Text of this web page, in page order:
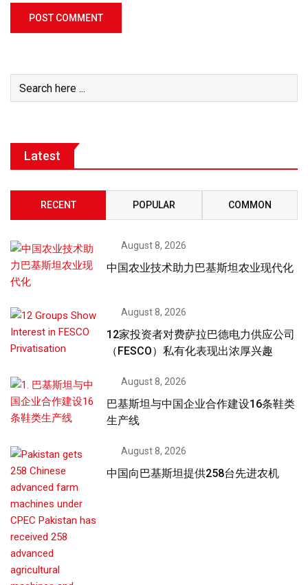
Latest
RECENT POPULAR COMMON
August 8, 2026
中国农业技术助力巴基斯坦农业现代化
August 8, 2026
12家投资者对费萨拉巴德电力供应公司
（FESCO）私有化表现出浓厚兴趣
August 8, 2026
巴基斯坦与中国企业合作建设16条鞋类
生产线
August 8, 2026
中国向巴基斯坦提供258台先进农机